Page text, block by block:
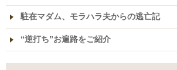
駐在マダム、モラハラ夫からの逃亡記
“逆打ち”お遍路をご紹介